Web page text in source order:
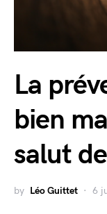
La
bien
salut
by Léo Guittet 6